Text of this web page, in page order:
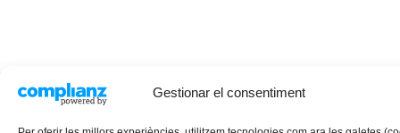
Gestionar el consentiment